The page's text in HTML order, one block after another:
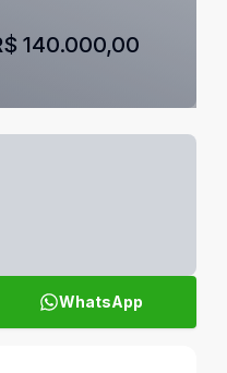
140.000,00
WhatsApp